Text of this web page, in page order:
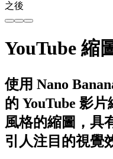
之後
YouTube 縮
使用 Nano
的 YouTube 影
風格的縮圖，具
引人注目的視覺